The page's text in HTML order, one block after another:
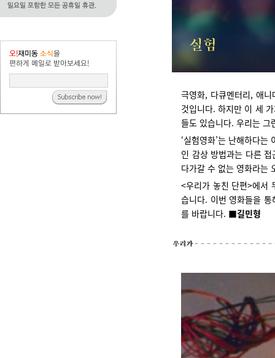
극영화, 다큐멘터리, 애
것입니다. 하지만 이 세
들도 있습니다. 우리는 그
‘실험영화’는 난해하다
인 감상 방법과는 다른
다가갈 수 없는 영화라는
<우리가 놓친 단편>에서
습니다. 이번 영화들을 통
를 바랍니다. ■길민형